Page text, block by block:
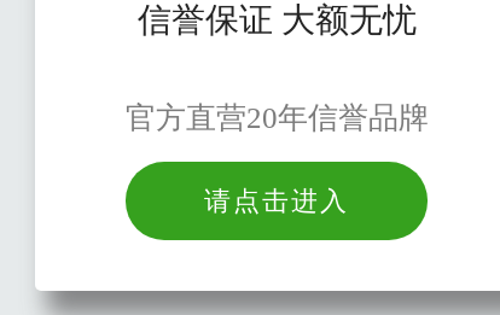
信誉保证 大额无忧
官方直营20年信誉品牌
请点击进入